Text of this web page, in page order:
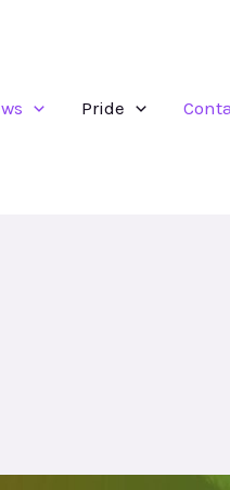
Pride